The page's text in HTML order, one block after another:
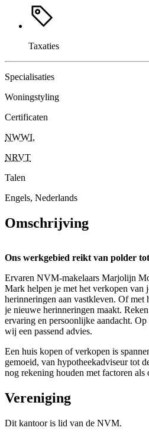
Taxaties
Specialisaties
Woningstyling
Certificaten
NWWI,
NRVT
Talen
Engels, Nederlands
Omschrijving
Ons werkgebied reikt van polder
Ervaren NVM-makelaars Marjolijn
Mark helpen je met het verkopen
herinneringen aan vastkleven. Of met
je nieuwe herinneringen maakt.
ervaring en persoonlijke aandacht.
wij een passend advies.
Een huis kopen of verkopen is
gemoeid, van hypotheekadviseur tot
nog rekening houden met factoren
Makelaars bewaart het overzicht en
bruisende karakter van de stad. Of je
Vereniging
Dit kantoor is lid van de NVM.